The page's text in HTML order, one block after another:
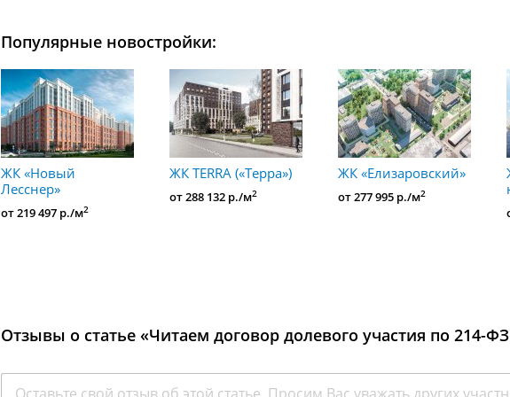
Популярные новостройки:
ЖК «Новый
Лесснер»
от 219 497 р./м2
ЖК TERRA («Терра»)
от 288 132 р./м2
ЖК «Елизаровский»
от 277 995 р./м2
Отзывы о статье «Читаем договор долевого участия по 214-